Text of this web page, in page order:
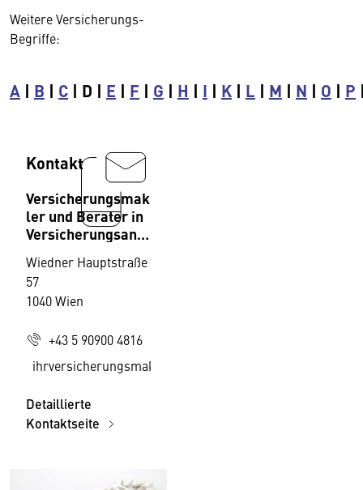
Weitere Versicherungs-
Begriffe:
A | B | C | D | E | F | G | H | I | K | L | M | N | O | P
Kontakt
Versicherungsmak
ler und Berater in
Versicherungsang
Fachverband
Wiedner Hauptstraße
57
1040 Wien
+43 5 90900 4816
ihrversicherungsmakler@wko.at
Detaillierte
Kontaktseite